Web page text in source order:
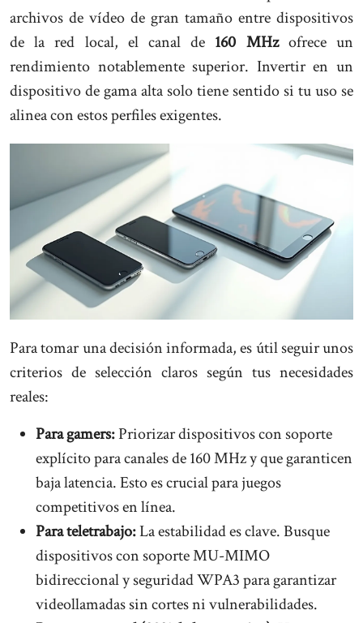
archivos de vídeo de gran tamaño entre dispositivos
de la red local, el canal de 160 MHzofrece un
rendimiento notablemente superior. Invertir en un
dispositivo de gama alta solo tiene sentido si tu uso se
alinea con estos perfiles exigentes.
Para tomar una decisión informada, es útil seguir unos
criterios de selección claros según tus necesidades
reales:
Para gamers:Priorizar dispositivos con soporte
explícito para canales de 160 MHz y que garanticen
baja latencia. Esto es crucial para juegos
competitivos en línea.
Para teletrabajo:La estabilidad es clave. Busque
dispositivos con soporte MU-MIMO
bidireccional y seguridad WPA3 para garantizar
videollamadas sin cortes ni vulnerabilidades.